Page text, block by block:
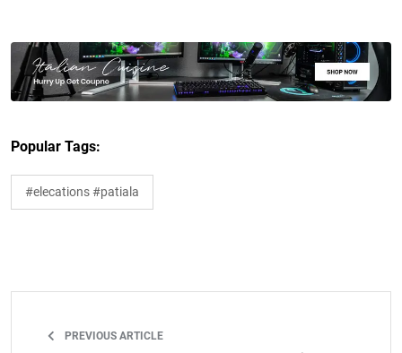
Popular Tags:
#elecations #patiala
PREVIOUS ARTICLE